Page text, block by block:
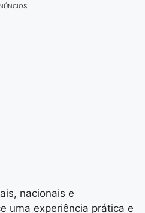
nacionais e
uma experiência prática e